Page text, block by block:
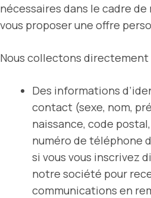
nécessaires dans le cadre
vous proposer une offre
Nous collectons directement
Des informations
contact (sexe, nom,
naissance, code
numéro de téléphone
si vous vous inscrivez
notre société pour
communications en